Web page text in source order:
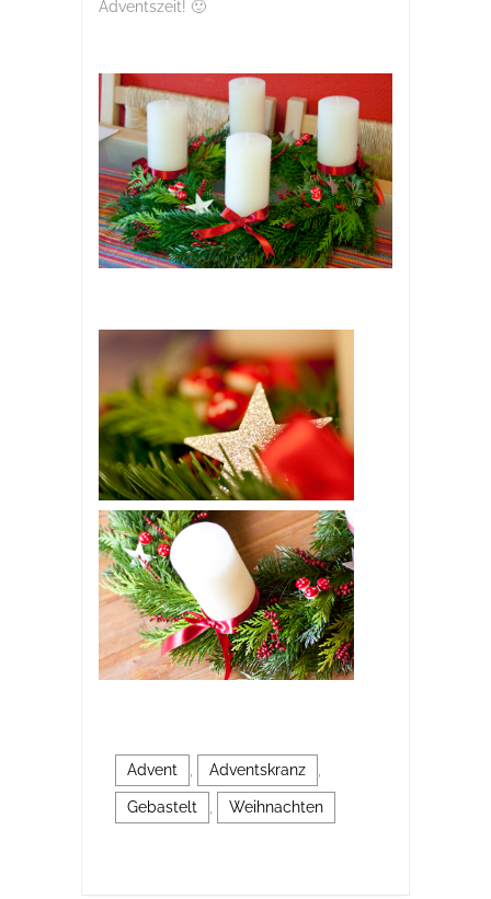
Adventszeit! 🙂
Advent Adventskranz
Gebastelt Weihnachten